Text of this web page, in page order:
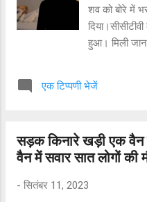
शव को बोरे में
हुआ। मिली
मृतक की पत्नी
उसकी मौत हो
जांच की, तो
एक टिप्पणी भेजें
सड़क किनारे खड़ी एक वैन
वैन में सवार सात लोगों की
- सितंबर 11, 2023